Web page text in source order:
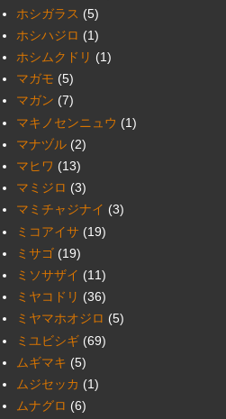
ホシガラス (5)
ホシハジロ (1)
ホシムクドリ (1)
マガモ (5)
マガン (7)
マキノセンニュウ (1)
マナヅル (2)
マヒワ (13)
マミジロ (3)
マミチャジナイ (3)
ミコアイサ (19)
ミサゴ (19)
ミソサザイ (11)
ミヤコドリ (36)
ミヤマホオジロ (5)
ミユビシギ (69)
ムギマキ (5)
ムジセッカ (1)
ムナグロ (6)